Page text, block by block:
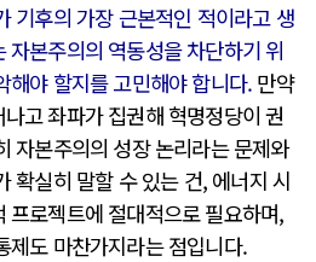
기후의 가장 근본적인 적이라고 생
자본주의의 역동성을 차단하기 위
해야 할지를 고민해야 합니다. 만약
고 좌파가 집권해 혁명정당이 권
자본주의의 성장 논리라는 문제와
확실히 말할 수 있는 건, 에너지 시
프로젝트에 절대적으로 필요하며,
제도 마찬가지라는 점입니다.